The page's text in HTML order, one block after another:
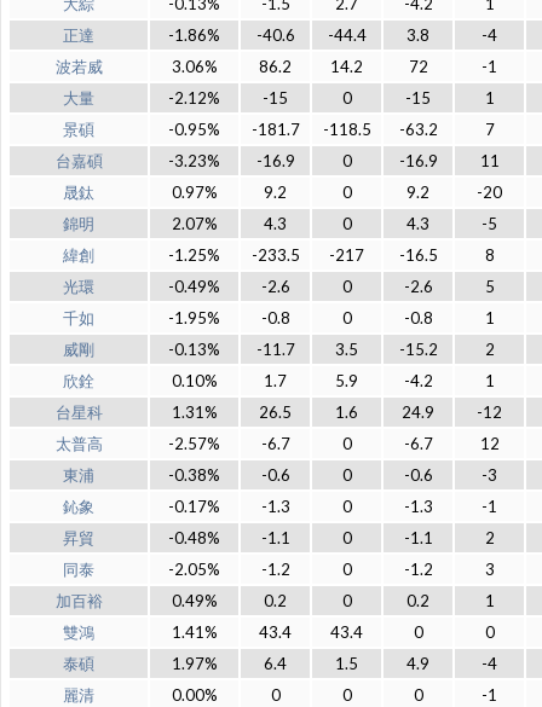
正達
-1.86% -40.6 -44.4 3.8
-4
波若威
3.06% 86.2 14.2 72
-1
大量
-2.12% -15 0 -15
1
景碩
-0.95% -181.7 -118.5 -63.2
7
台嘉碩
-3.23% -16.9 0 -16.9
11
晟鈦
0.97% 9.2 0 9.2
-20
錦明
2.07% 4.3 0 4.3
-5
緯創
-1.25% -233.5 -217 -16.5
8
光環
-0.49% -2.6 0 -2.6
5
千如
-1.95% -0.8 0 -0.8
1
威剛
-0.13% -11.7 3.5 -15.2
2
欣銓
0.10% 1.7 5.9 -4.2
1
台星科
1.31% 26.5 1.6 24.9
-12
太普高
-2.57% -6.7 0 -6.7
12
東浦
-0.38% -0.6 0 -0.6
-3
鈊象
-0.17% -1.3 0 -1.3
-1
昇貿
-0.48% -1.1 0 -1.1
2
同泰
-2.05% -1.2 0 -1.2
3
加百裕
0.49% 0.2 0 0.2
1
雙鴻
1.41% 43.4 43.4 0
0
泰碩
1.97% 6.4 1.5 4.9
-4
麗清
0.00% 0 0 0
-1